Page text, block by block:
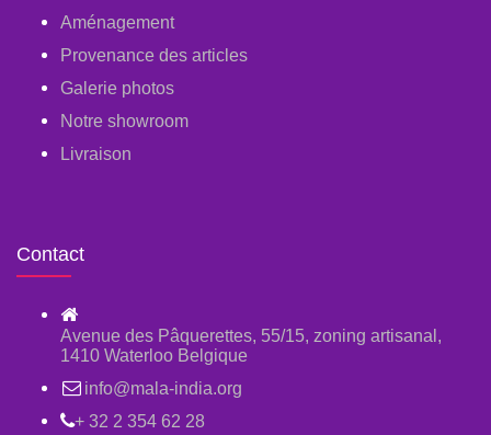
Aménagement
Provenance des articles
Galerie photos
Notre showroom
Livraison
Contact
Avenue des Pâquerettes, 55/15, zoning artisanal,
1410 Waterloo Belgique
info@mala-india.org
+ 32 2 354 62 28